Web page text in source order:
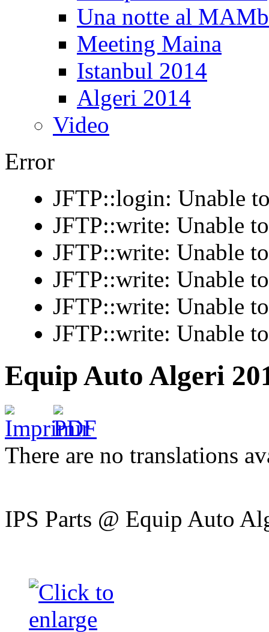
Una notte al
Meeting Maina
Istanbul 2014
Algeri 2014
Video
Error
JFTP::login: Unable
JFTP::write: Unable
JFTP::write: Unable
JFTP::write: Unable
JFTP::write: Unable
JFTP::write: Unable
Equip Auto Algeri
There are no translations
IPS Parts @ Equip Auto